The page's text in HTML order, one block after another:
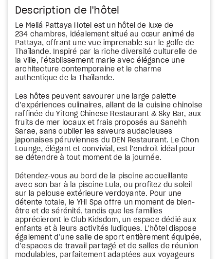
Description de l'hôtel
Le Meliá Pattaya Hotel est un hôtel de luxe de
234 chambres, idéalement situé au cœur animé de
Pattaya, offrant une vue imprenable sur le golfe de
Thaïlande. Inspiré par la riche diversité culturelle de
la ville, l’établissement marie avec élégance une
architecture contemporaine et le charme
authentique de la Thaïlande.
Les hôtes peuvent savourer une large palette
d’expériences culinaires, allant de la cuisine chinoise
raffinée du YiTong Chinese Restaurant & Sky Bar, aux
fruits de mer locaux et frais proposés au Sanehh
Sarae, sans oublier les saveurs audacieuses
japonaises péruviennes du DEN Restaurant. Le Chon
Lounge, élégant et convivial, est l’endroit idéal pour
se détendre à tout moment de la journée.
Détendez-vous au bord de la piscine accueillante
avec son bar à la piscine Lula, ou profitez du soleil
sur la pelouse extérieure verdoyante. Pour une
détente totale, le YHI Spa offre un moment de bien-
être et de sérénité, tandis que les familles
apprécieront le Club Kidsdom, un espace dédié aux
enfants et à leurs activités ludiques. L’hôtel dispose
également d’une salle de sport entièrement équipée,
d’espaces de travail partagé et de salles de réunion
modulables, parfaitement adaptées aux voyageurs